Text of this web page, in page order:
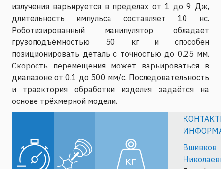
излучения варьируется в пределах от 1 до 9 Дж,
длительность импульса составляет 10 нс.
Роботизированный манипулятор обладает
грузоподъёмностью 50 кг и способен
позиционировать деталь с точностью до 0.25 мм.
Скорость перемещения может варьироваться в
диапазоне от 0.1 до 500 мм/с. Последовательность
и траектория обработки изделия задаётся на
основе трёхмерной модели.
Вшивков